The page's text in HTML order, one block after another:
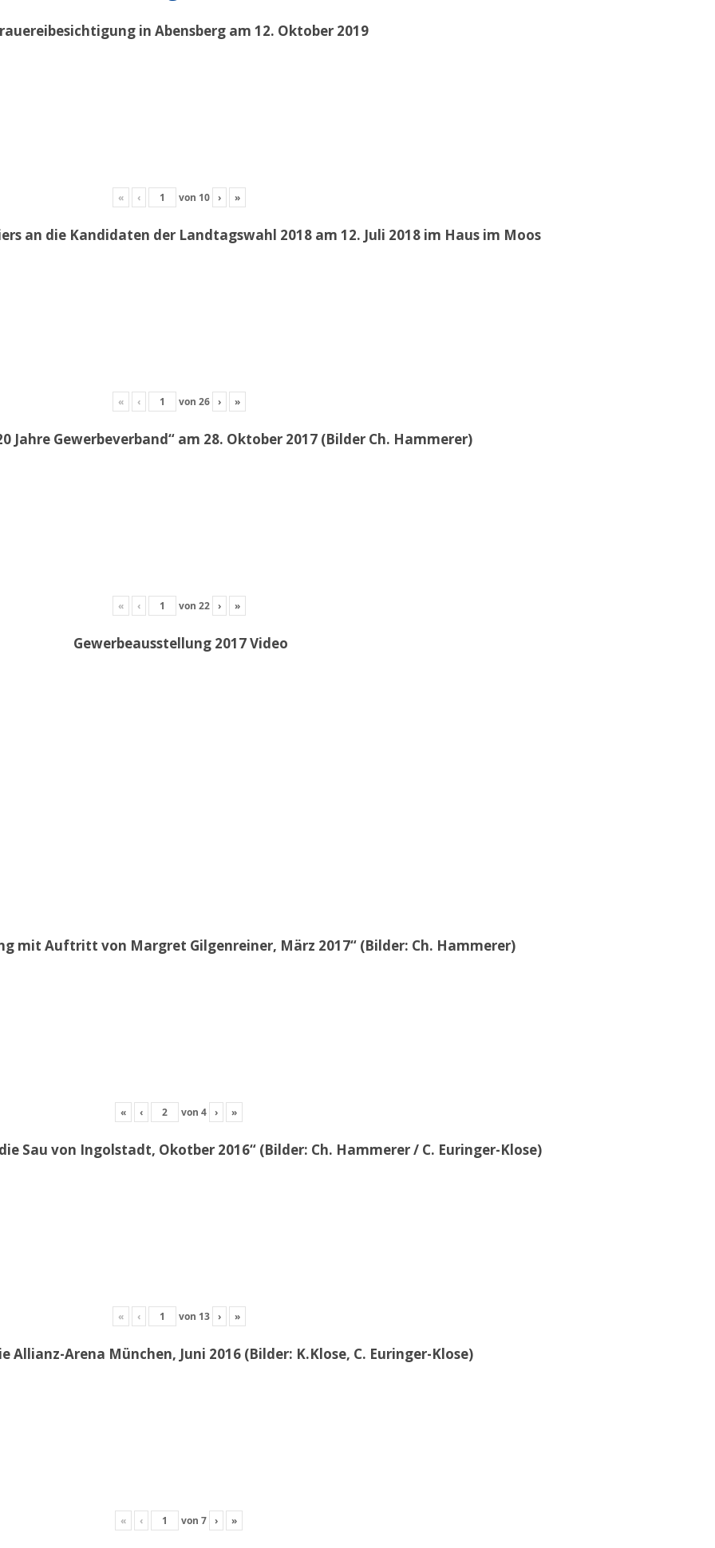
in Abensberg am 12. Oktober 2019
« ‹ von 10 › »
an die Kandidaten der Landtagswahl 2018 am 12. Juli 2018 im Haus im Moos
« ‹ von 26 › »
Jahre Gewerbeverband“ am 28. Oktober 2017 (Bilder Ch. Hammerer)
« ‹ von 22 › »
Gewerbeausstellung 2017 Video
mit Auftritt von Margret Gilgenreiner, März 2017“ (Bilder: Ch. Hammerer)
« ‹ von 4 › »
Sau von Ingolstadt, Okotber 2016“ (Bilder: Ch. Hammerer / C. Euringer-Klose)
« ‹ von 13 › »
Allianz-Arena München, Juni 2016 (Bilder: K.Klose, C. Euringer-Klose)
« ‹ von 7 › »